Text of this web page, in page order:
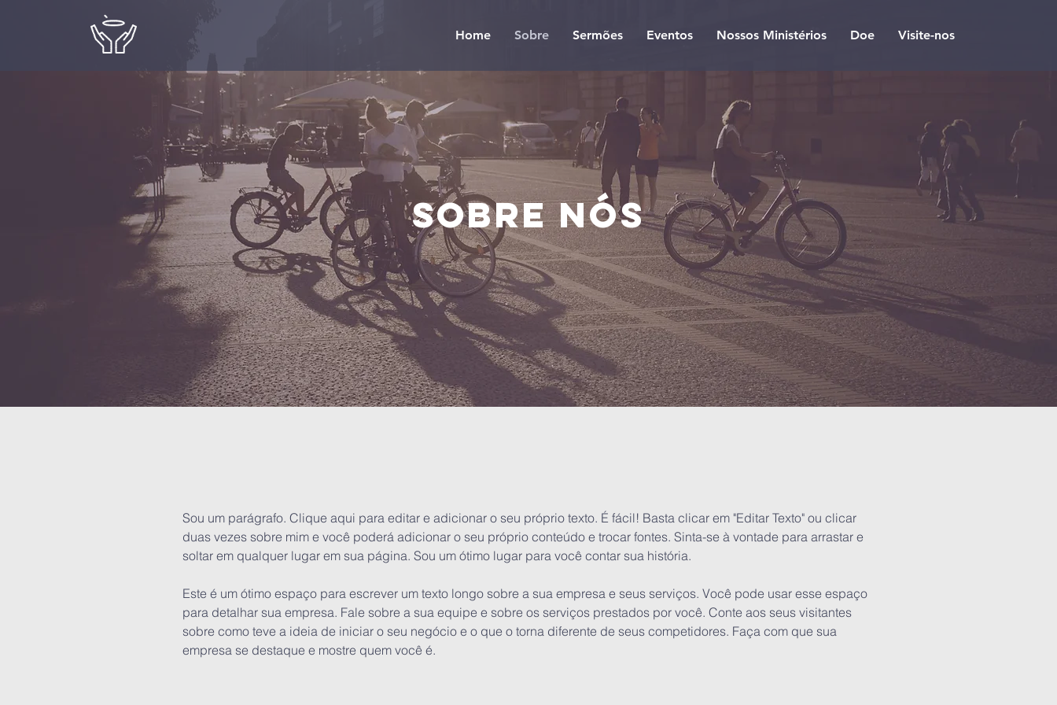
Home Sobre Sermões Eventos Nossos Ministérios Doe Visite-nos
Sobre nós
Sou um parágrafo. Clique aqui para editar e adicionar o seu próprio texto. É fácil! Basta clicar em "Editar Texto" ou clicar
duas vezes sobre mim e você poderá adicionar o seu próprio conteúdo e trocar fontes. Sinta-se à vontade para arrastar e
soltar em qualquer lugar em sua página. Sou um ótimo lugar para você contar sua história.
Este é um ótimo espaço para escrever um texto longo sobre a sua empresa e seus serviços. Você pode usar esse espaço
para detalhar sua empresa. Fale sobre a sua equipe e sobre os serviços prestados por você. Conte aos seus visitantes
sobre como teve a ideia de iniciar o seu negócio e o que o torna diferente de seus competidores. Faça com que sua
empresa se destaque e mostre quem você é.